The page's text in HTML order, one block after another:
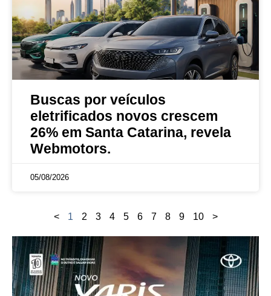
Buscas por veículos
eletrificados novos crescem
26% em Santa Catarina, revela
Webmotors.
05/08/2026
< 1 2 3 4 5 6 7 8 9 10 >